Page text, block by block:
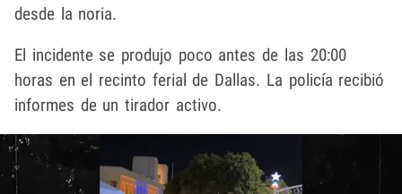
desde la noria.
El incidente se produjo poco antes de las 20:00
horas en el recinto ferial de Dallas. La policía recibió
informes de un tirador activo.